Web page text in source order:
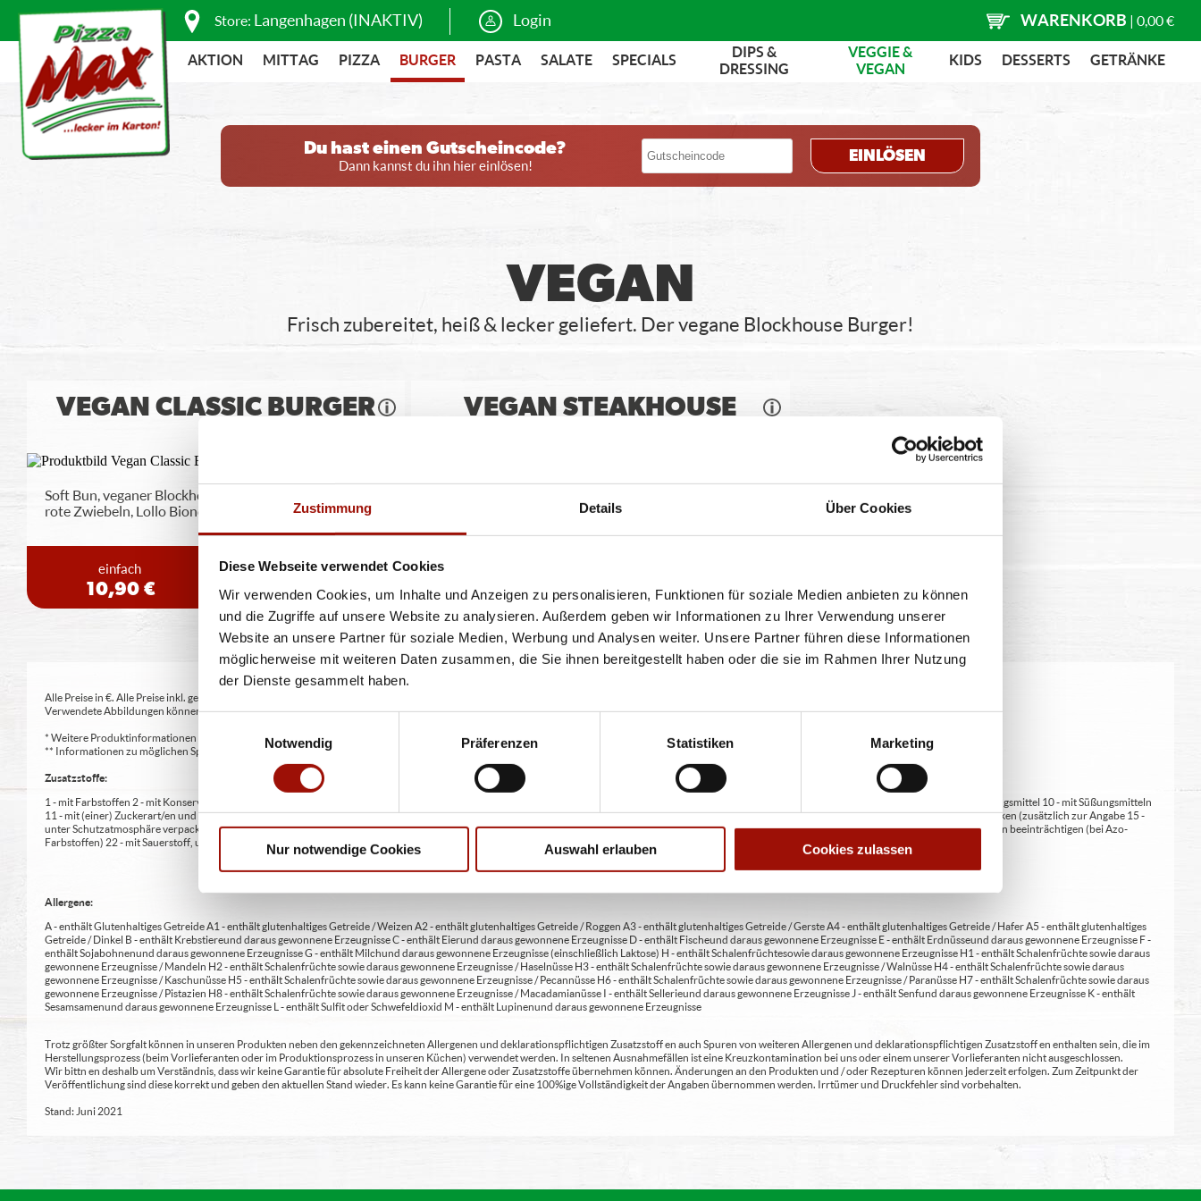
Zustimmung Details Über Cookies
Diese Webseite verwendet Cookies
Wir verwenden Cookies, um Inhalte und Anzeigen zu personalisieren, Funktionen für soziale Medien anbieten zu können
und die Zugriffe auf unsere Website zu analysieren. Außerdem geben wir Informationen zu Ihrer Verwendung unserer
Website an unsere Partner für soziale Medien, Werbung und Analysen weiter. Unsere Partner führen diese Informationen
möglicherweise mit weiteren Daten zusammen, die Sie ihnen bereitgestellt haben oder die sie im Rahmen Ihrer Nutzung
der Dienste gesammelt haben.
Notwendig
Präferenzen Statistiken Marketing
Nur notwendige Cookies Auswahl erlauben Cookies zulassen
Store: Langenhagen (INAKTIV) Login WARENKORB | 0,00 €
AKTION MITTAG PIZZA BURGER PASTA SALATE SPECIALS
DIPS &
DRESSING
VEGGIE &
VEGAN
KIDS DESSERTS GETRÄNKE
Du hast einen Gutscheincode?
Dann kannst du ihn hier einlösen!
EINLÖSEN
VEGAN
Frisch zubereitet, heiß & lecker geliefert. Der vegane Blockhouse Burger!
VEGAN CLASSIC BURGER
Soft Bun, veganer Blockhouse Burger (125g), Tomaten,
rote Zwiebeln, Lollo Bionda
einfach
10,90 €
doppelt
13,90 €
VEGAN STEAKHOUSE
Röstzwiebeln, Lollo Bionda...mehr
10,90 € 13,90 €
Alle Preise in €. Alle Preise inkl. gesetzl. MwSt. Alle Angaben zu Grammaturen oder Durchmessern, bspw. der Pizzen sind circa-Angaben und können durch die Zubereitung geringfügig variieren.
Verwendete Abbildungen können von den tatsächlich gelieferten Produkten abweichen. Wir liefern innerhalb von ca. 30 Minuten.
* Weitere Produktinformationen zu vorverpackten Lebensmitteln finden Sie unter www.pizzamax.de/produktinformationen
** Informationen zu möglichen Spuren von Allergenen seitens unsere Hersteller finden Sie unter www.pizzamax.de/produktinformationen
Zusatzstoffe:
1 - mit Farbstoffen 2 - mit Konservierungsmittel 3 - mit Antioxidationsmittel 4 - mit Geschmacksverstärker 5 - geschwefelt 6 - geschwärzt 7 - gewachst 8 - mit Phosphat/en (bei Fleischerzeugnissen) 9 - mit Süßungsmittel 10 - mit Süßungsmitteln
11 - mit (einer) Zuckerart/en und Süßungsmittel/n 12 - nur bei Tafelsüßen zusätzlich zur Angabe 13 - enthält eine Phenylalaninquelle (zusätzlich zur Angabe 14 - kann bei übermäßigem Verzehr abführend wirken (zusätzlich zur Angabe 15 -
unter Schutzatmosphäre verpackt 16 - chininhaltig 17 - koffeinhaltig 18 - mit Milcheiweiß (bei Fleischerzeugnissen) 19 - mit Säuerungsmitteln 20 - mit Taurin 21 - kann Aktivität und Aufmerksamkeit bei Kindern beeinträchtigen (bei Azo-
Farbstoffen) 22 - mit Sauerstoff, unter Hochdruck, farbstabilisierend (bei Frischfleisch) 23 - mit Nitritpökelsalz 24 - enthält Alkohol 25 - mit Stabilisatoren 26 - mit Verdickunsmittel
Allergene:
A - enthält Glutenhaltiges Getreide A1 - enthält glutenhaltiges Getreide / Weizen A2 - enthält glutenhaltiges Getreide / Roggen A3 - enthält glutenhaltiges Getreide / Gerste A4 - enthält glutenhaltiges Getreide / Hafer A5 - enthält glutenhaltiges
Getreide / Dinkel B - enthält Krebstiere und daraus gewonnene Erzeugnisse C - enthält Eier und daraus gewonnene Erzeugnisse D - enthält Fische und daraus gewonnene Erzeugnisse E - enthält Erdnüsse und daraus gewonnene Erzeugnisse F -
enthält Sojabohnen und daraus gewonnene Erzeugnisse G - enthält Milch und daraus gewonnene Erzeugnisse (einschließlich Laktose) H - enthält Schalenfrüchte sowie daraus gewonnene Erzeugnisse H1 - enthält Schalenfrüchte sowie daraus
gewonnene Erzeugnisse / Mandeln H2 - enthält Schalenfrüchte sowie daraus gewonnene Erzeugnisse / Haselnüsse H3 - enthält Schalenfrüchte sowie daraus gewonnene Erzeugnisse / Walnüsse H4 - enthält Schalenfrüchte sowie daraus
gewonnene Erzeugnisse / Kaschunüsse H5 - enthält Schalenfrüchte sowie daraus gewonnene Erzeugnisse / Pecannüsse H6 - enthält Schalenfrüchte sowie daraus gewonnene Erzeugnisse / Paranüsse H7 - enthält Schalenfrüchte sowie daraus
gewonnene Erzeugnisse / Pistazien H8 - enthält Schalenfrüchte sowie daraus gewonnene Erzeugnisse / Macadamianüsse I - enthält Sellerie und daraus gewonnene Erzeugnisse J - enthält Senf und daraus gewonnene Erzeugnisse K - enthält
Sesamsamen und daraus gewonnene Erzeugnisse L - enthält Sulfit oder Schwefeldioxid M - enthält Lupinen und daraus gewonnene Erzeugnisse
Trotz größter Sorgfalt können in unseren Produkten neben den gekennzeichneten Allergenen und deklarationspflichtigen Zusatzstoff en auch Spuren von weiteren Allergenen und deklarationspflichtigen Zusatzstoff en enthalten sein, die im
Herstellungsprozess (beim Vorlieferanten oder im Produktionsprozess in unseren Küchen) verwendet werden. In seltenen Ausnahmefällen ist eine Kreuzkontamination bei uns oder einem unserer Vorlieferanten nicht ausgeschlossen.
Wir bittn en deshalb um Verständnis, dass wir keine Garantie für absolute Freiheit der Allergene oder Zusatzstoffe übernehmen können. Änderungen an den Produkten und / oder Rezepturen können jederzeit erfolgen. Zum Zeitpunkt der
Veröffentlichung sind diese korrekt und geben den aktuellen Stand wieder. Es kann keine Garantie für eine 100%ige Vollständigkeit der Angaben übernommen werden. Irrtümer und Druckfehler sind vorbehalten.
Stand: Juni 2021